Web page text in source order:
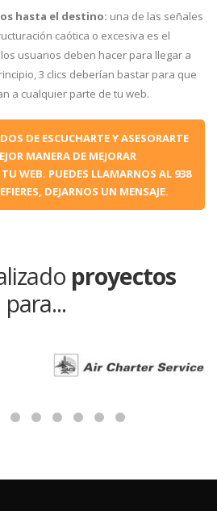
hasta el destino: una de las señales
caótica o excesiva es el
usuarios deben hacer para llegar a
3 clics deberían bastar para que
a cualquier parte de tu web.
DE ESCUCHARTE Y ASESORARTE
MANERA DE MEJORAR
WEB. PUEDES LLAMARNOS AL 938
DEJARNOS UN MENSAJE.
proyectos
para...